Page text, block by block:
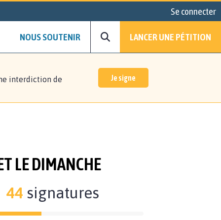
Se connecter
NOUS SOUTENIR LANCER UNE PÉTITION
interdiction de
Je signe
LE DIMANCHE
44signatures